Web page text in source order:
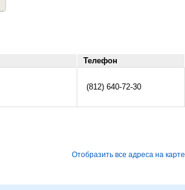
Телефон
(812) 640-72-30
Отобразить все адреса на карте